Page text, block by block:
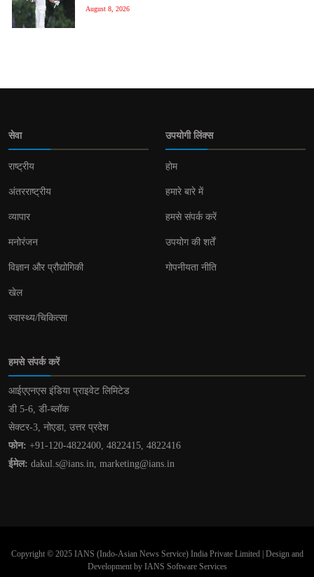
August 8, 2026
सेवा
राष्ट्रीय
अंतरराष्ट्रीय
व्यापार
मनोरंजन
विज्ञान और प्रौद्योगिकी
खेल
स्वास्थ्य/चिकित्सा
उपयोगी लिंक्स
होम
हमारे बारे में
हमसे संपर्क करें
उपयोग की शर्तें
गोपनीयता नीति
हमसे संपर्क करें
आईएएनएस इंडिया प्राइवेट लिमिटेड
डी 5-6, डी-ब्लॉक
सेक्टर-3, नोएडा, उत्तर प्रदेश
फोन: +91-120-4822400, 4822415, 4822416
ईमेल: dakul.s@ians.in, marketing@ians.in
Copyright © 2025 IANS (Indo-Asian News Service) India Private Limited | Design and
Development by IANS Software Services